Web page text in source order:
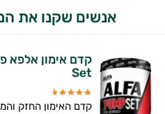
אנשים שקנו את
Set
קדם האימון החזק
יום וגם בתחום הכושר
המטרה שלי היא להתאים
אישיות מבוססות מדעית.
זה הזמן להתחיל. איך